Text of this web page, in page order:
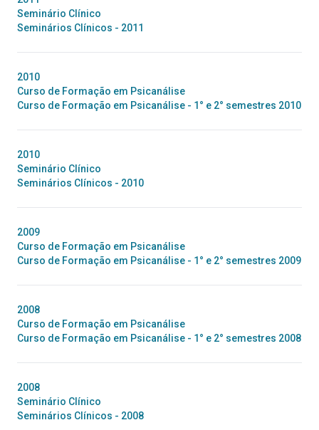
Seminário Clínico
Seminários Clínicos - 2011
2010
Curso de Formação em Psicanálise
Curso de Formação em Psicanálise - 1° e 2° semestres 2010
2010
Seminário Clínico
Seminários Clínicos - 2010
2009
Curso de Formação em Psicanálise
Curso de Formação em Psicanálise - 1° e 2° semestres 2009
2008
Curso de Formação em Psicanálise
Curso de Formação em Psicanálise - 1° e 2° semestres 2008
2008
Seminário Clínico
Seminários Clínicos - 2008